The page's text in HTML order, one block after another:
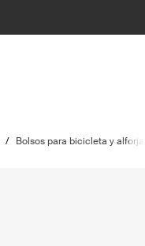
/ Bolsos para bicicleta y